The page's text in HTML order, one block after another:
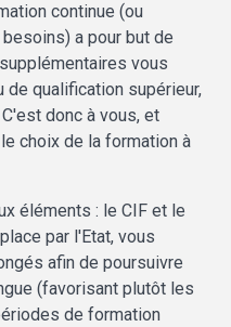
continue (ou
a pour but de
vous
de qualification supérieur,
donc à vous, et
choix de la formation à
éléments : le CIF et le
par l'Etat, vous
afin de poursuivre
(favorisant plutôt les
de formation